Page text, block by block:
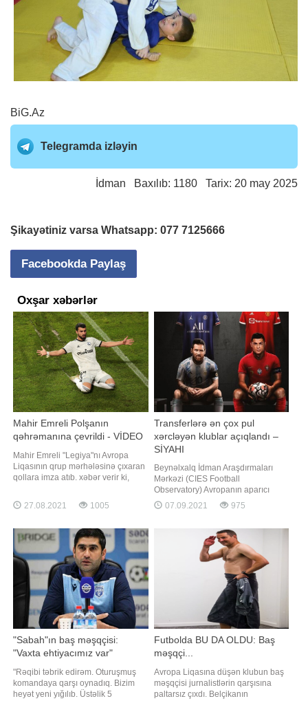
BiG.Az
Telegramda izləyin
İdman Baxılıb: 1180 Tarix: 20 may 2025
Şikayətiniz varsa Whatsapp: 077 7125666
Facebookda Paylaş
Oxşar xəbərlər
Mahir Emreli Polşanın
qəhrəmanına çevrildi - VİDEO
Mahir Emreli "Legiya"nı Avropa
Liqasının qrup mərhələsinə çıxaran
qollara imza atıb. xəbər verir ki,
qarşılaşmanın 59-cu və 70-ci
dəqiqələrdə fərqlənməklə
2:1. Mahir Emreli iki oyunda üst-
üstə 3 qol, avrokuboklarda isə
ümumilikd
27.08.2021 1005
Transferlərə ən çox pul
xərcləyən klublar açıqlandı –
SİYAHI
Beynəlxalq İdman Araşdırmaları
Mərkəzi (CIES Football
Observatory) Avropanın aparıcı
futbol liqalarında cari mövsüm
öncəsi yeni heyətin
xərcləyən klubların reytinqini tərtib
edib. -a istinadən xəbər verir ki, bir
çox gözləntilərin əksinə olaraq, PSJ
siyahıda yalnız üçünc
07.09.2021 975
"Sabah"ın baş məşqçisi:
"Vaxta ehtiyacımız var"
"Rəqibi təbrik edirəm. Oturuşmuş
komandaya qarşı oynadıq. Bizim
heyət yeni yığılıb. Üstəlik 5
Futbolda BU DA OLDU: Baş
məşqçi...
Avropa Liqasına düşən klubun baş
məşqçisi jurnalistlərin qarşısına
paltarsız çıxdı. Belçikanın